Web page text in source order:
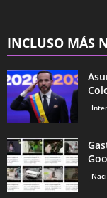
INCLUSO MÁS